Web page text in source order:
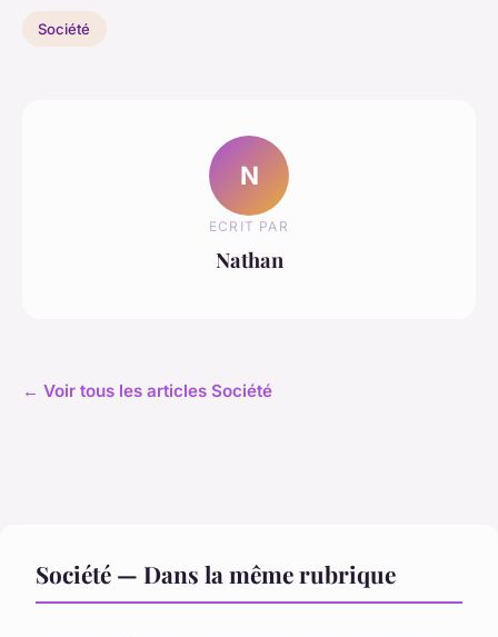
Société
N
ECRIT PAR
Nathan
← Voir tous les articles Société
Société — Dans la même rubrique